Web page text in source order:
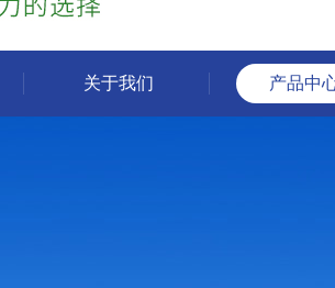
关于我们 产品中